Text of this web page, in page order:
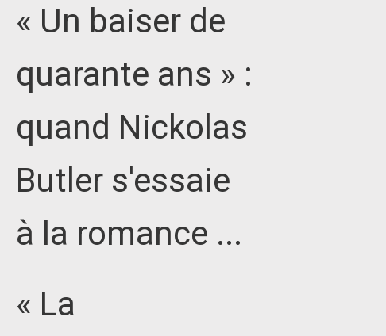
« Un baiser de
quarante ans » :
quand Nickolas
Butler s'essaie
à la romance ...
« La